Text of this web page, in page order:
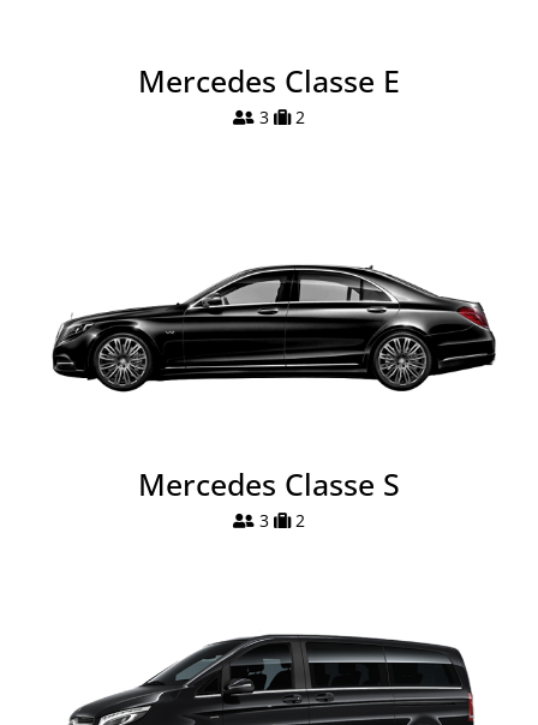
Mercedes Classe E
3 2
Mercedes Classe S
3 2